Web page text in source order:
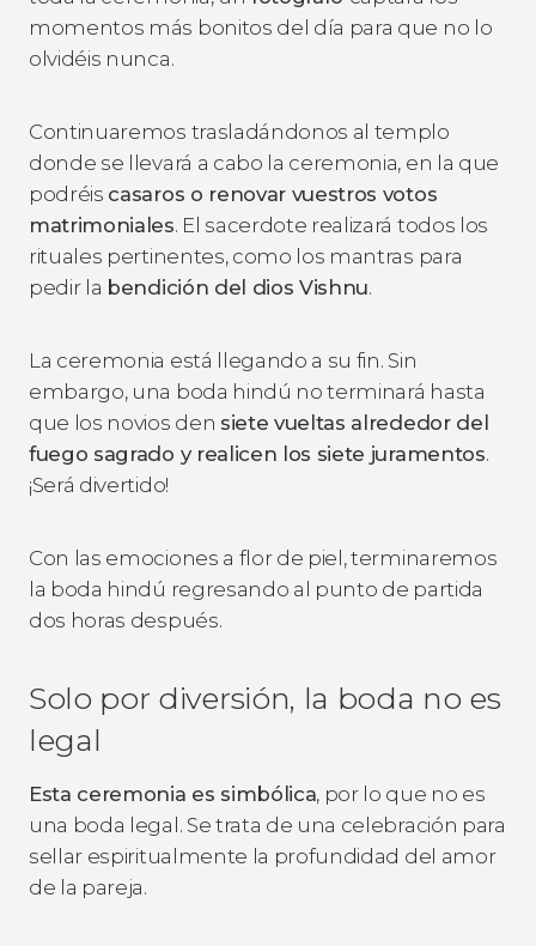
momentos más bonitos del día para que no lo
olvidéis nunca.
Continuaremos trasladándonos al templo
donde se llevará a cabo la ceremonia, en la que
podréis casaros o renovar vuestros votos
matrimoniales. El sacerdote realizará todos los
rituales pertinentes, como los mantras para
pedir la bendición del dios Vishnu.
La ceremonia está llegando a su fin. Sin
embargo, una boda hindú no terminará hasta
que los novios den siete vueltas alrededor del
fuego sagrado y realicen los siete juramentos.
¡Será divertido!
Con las emociones a flor de piel, terminaremos
la boda hindú regresando al punto de partida
dos horas después.
Solo por diversión, la boda no es
legal
Esta ceremonia es simbólica, por lo que no es
una boda legal. Se trata de una celebración para
sellar espiritualmente la profundidad del amor
de la pareja.